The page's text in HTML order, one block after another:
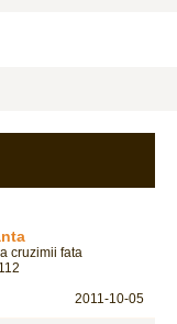
cruzimii fata
2011-10-05